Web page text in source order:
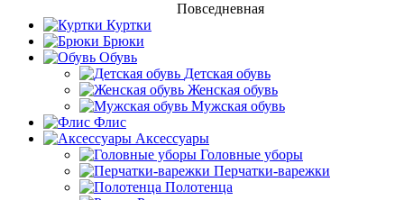
Повседневная
Куртки
Брюки
Обувь
Детская обувь
Женская обувь
Мужская обувь
Флис
Аксессуары
Головные уборы
Перчатки-варежки
Полотенца